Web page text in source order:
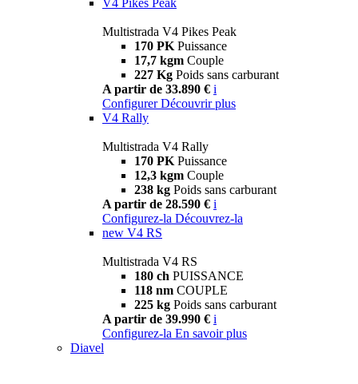
Multistrada V4 Pikes Peak
170 PK Puissance
17,7 kgm Couple
227 Kg Poids sans carburant
A partir de 33.890 € i
Configurer Découvrir plus
V4 Rally
Multistrada V4 Rally
170 PK Puissance
12,3 kgm Couple
238 kg Poids sans carburant
A partir de 28.590 € i
Configurez-la Découvrez-la
new V4 RS
Multistrada V4 RS
180 ch PUISSANCE
118 nm COUPLE
225 kg Poids sans carburant
A partir de 39.990 € i
Configurez-la En savoir plus
Diavel